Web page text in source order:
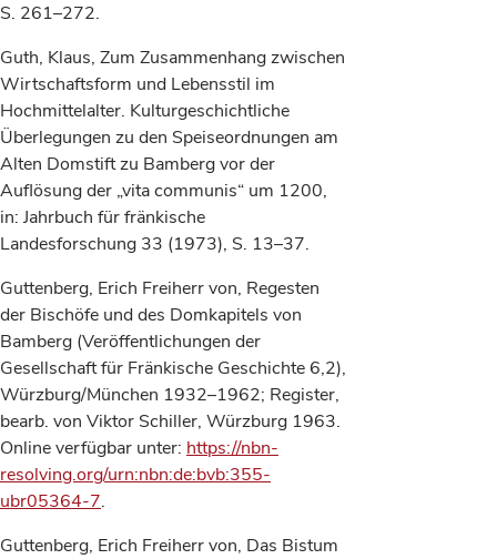
S. 261–272.
Guth, Klaus, Zum Zusammenhang zwischen
Wirtschaftsform und Lebensstil im
Hochmittelalter. Kulturgeschichtliche
Überlegungen zu den Speiseordnungen am
Alten Domstift zu Bamberg vor der
Auflösung der „vita communis“ um 1200,
in: Jahrbuch für fränkische
Landesforschung 33 (1973), S. 13–37.
Guttenberg, Erich Freiherr von, Regesten
der Bischöfe und des Domkapitels von
Bamberg (Veröffentlichungen der
Gesellschaft für Fränkische Geschichte 6,2),
Würzburg/München 1932–1962; Register,
bearb. von Viktor Schiller, Würzburg 1963.
Online verfügbar unter: https://nbn-
resolving.org/urn:nbn:de:bvb:355-
ubr05364-7.
Guttenberg, Erich Freiherr von, Das Bistum